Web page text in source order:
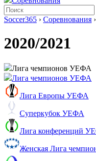
Soccer365 › Соревнования ›
2020/2021
Лига чемпионов УЕФА
Лига чемпионов УЕФА
Лига Европы УЕФА
Суперкубок УЕФА
Лига конференций
Женская Лига